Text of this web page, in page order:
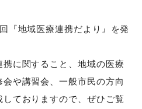
『地域医療連携だより』を発
に関すること、地域の医療
や講習会、一般市民の方向
ておりますので、ぜひご覧